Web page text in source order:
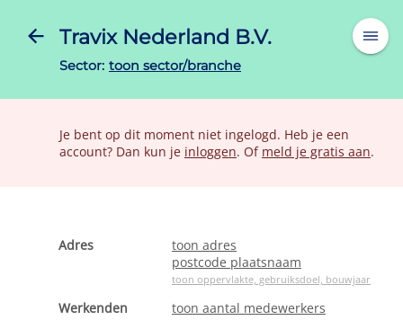
Travix Nederland B.V.
Sector: toon sector/branche
Je bent op dit moment niet ingelogd. Heb je een
account? Dan kun je inloggen. Of meld je gratis aan.
Adres
toon adres
postcode plaatsnaam
toon oppervlakte, gebruiksdoel, bouwjaar
Werkenden
toon aantal medewerkers